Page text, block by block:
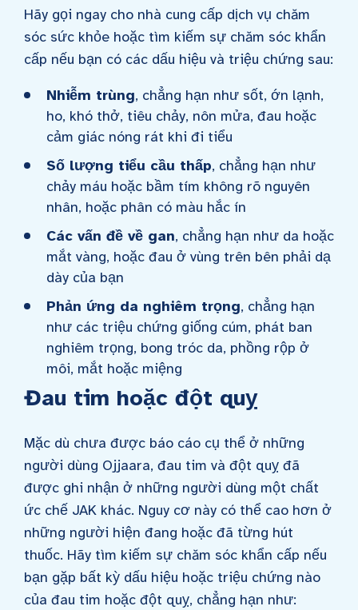
Hãy gọi ngay cho nhà cung cấp dịch vụ chăm
sóc sức khỏe hoặc tìm kiếm sự chăm sóc khẩn
cấp nếu bạn có các dấu hiệu và triệu chứng sau:
Nhiễm trùng, chẳng hạn như sốt, ớn lạnh,
ho, khó thở, tiêu chảy, nôn mửa, đau hoặc
cảm giác nóng rát khi đi tiểu
Số lượng tiểu cầu thấp, chẳng hạn như
chảy máu hoặc bầm tím không rõ nguyên
nhân, hoặc phân có màu hắc ín
Các vấn đề về gan, chẳng hạn như da hoặc
mắt vàng, hoặc đau ở vùng trên bên phải dạ
dày của bạn
Phản ứng da nghiêm trọng, chẳng hạn
như các triệu chứng giống cúm, phát ban
nghiêm trọng, bong tróc da, phồng rộp ở
môi, mắt hoặc miệng
Đau tim hoặc đột quỵ
Mặc dù chưa được báo cáo cụ thể ở những
người dùng Ojjaara, đau tim và đột quỵ đã
được ghi nhận ở những người dùng một chất
ức chế JAK khác. Nguy cơ này có thể cao hơn ở
những người hiện đang hoặc đã từng hút
thuốc. Hãy tìm kiếm sự chăm sóc khẩn cấp nếu
bạn gặp bất kỳ dấu hiệu hoặc triệu chứng nào
của đau tim hoặc đột quỵ, chẳng hạn như: